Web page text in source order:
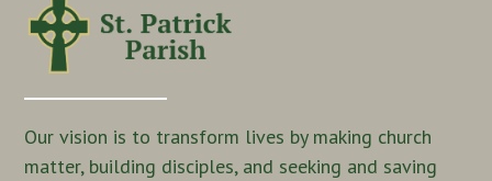
Our vision is to transform lives by making church
matter, building disciples, and seeking and saving